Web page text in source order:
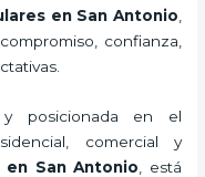
en San Antonio
confianza,
y posicionada en el
comercial y
San Antonio , está